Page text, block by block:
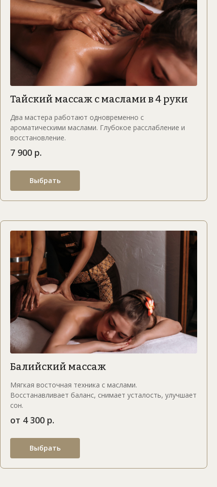
Тайский массаж с маслами в 4 руки
Два мастера работают одновременно с
ароматическими маслами. Глубокое расслабление и
восстановление.
7 900 р.
Выбрать
Балийский массаж
Мягкая восточная техника с маслами.
Восстанавливает баланс, снимает усталость, улучшает
сон.
от 4 300 р.
Выбрать